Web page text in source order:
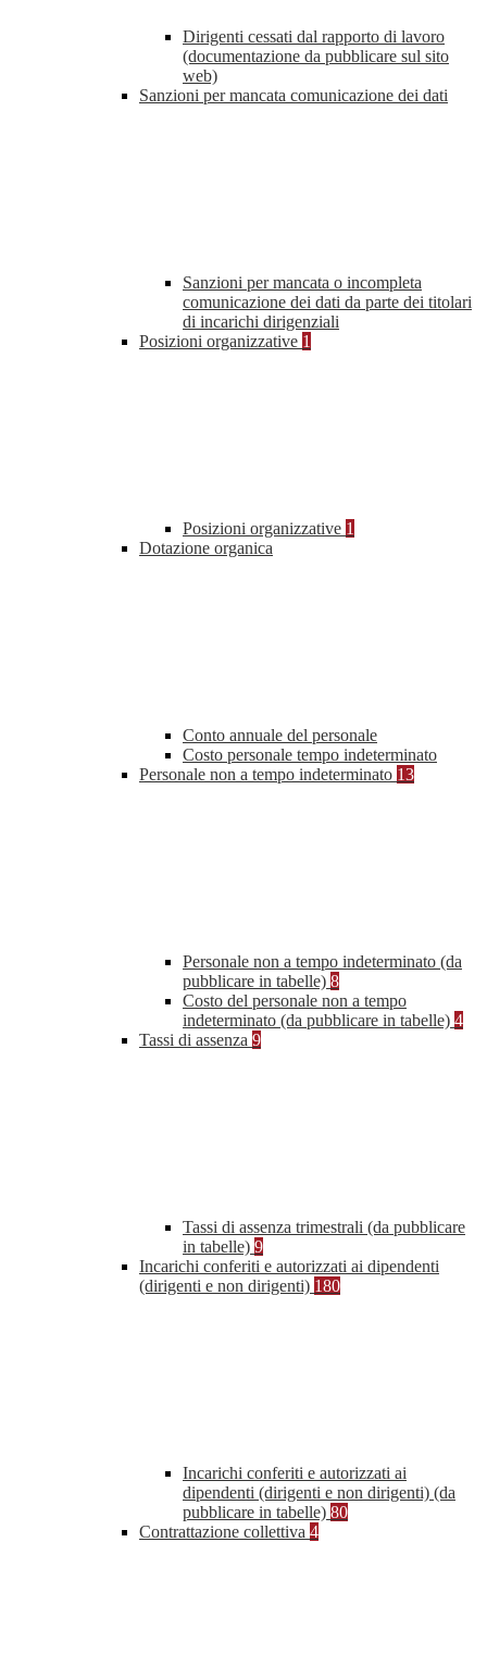
Dirigenti cessati dal rapporto di lavoro
(documentazione da pubblicare sul sito
web)
Sanzioni per mancata comunicazione dei dati
Sanzioni per mancata o incompleta
comunicazione dei dati da parte dei titolari
di incarichi dirigenziali
Posizioni organizzative 1
Posizioni organizzative 1
Dotazione organica
Conto annuale del personale
Costo personale tempo indeterminato
Personale non a tempo indeterminato 13
Personale non a tempo indeterminato (da
pubblicare in tabelle) 8
Costo del personale non a tempo
indeterminato (da pubblicare in tabelle) 4
Tassi di assenza 9
Tassi di assenza trimestrali (da pubblicare
in tabelle) 9
Incarichi conferiti e autorizzati ai dipendenti
(dirigenti e non dirigenti) 180
Incarichi conferiti e autorizzati ai
dipendenti (dirigenti e non dirigenti) (da
pubblicare in tabelle) 80
Contrattazione collettiva 4